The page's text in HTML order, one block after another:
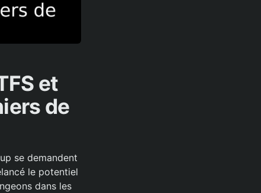
et
de
se demandent
le potentiel
dans les